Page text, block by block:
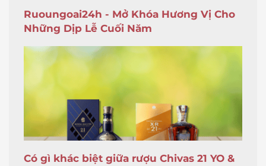
Ruoungoai24h - Mở Khóa Hương Vị Cho
Những Dịp Lễ Cuối Năm
Có gì khác biệt giữa rượu Chivas 21 YO &